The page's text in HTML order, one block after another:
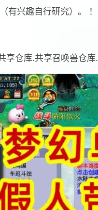
有兴趣自行研究）。 ！
享仓库.共享召唤兽仓库.